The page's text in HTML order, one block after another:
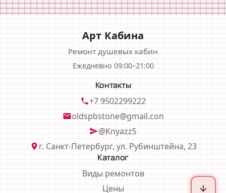
Арт Кабина
Ремонт душевых кабин
Ежедневно 09:00–21:00
Контакты
phone+7 9502299222
emailoldspbstone@gmail.con
send@KnyazzS
location_on г. Санкт-Петербург, ул. Рубинштейна, 23
Каталог
Виды ремонтов
Цены
arrow_downward